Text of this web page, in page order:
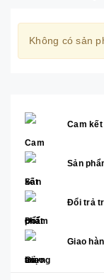
Không có sản
Cam
Sản
Đổi trả
Giao